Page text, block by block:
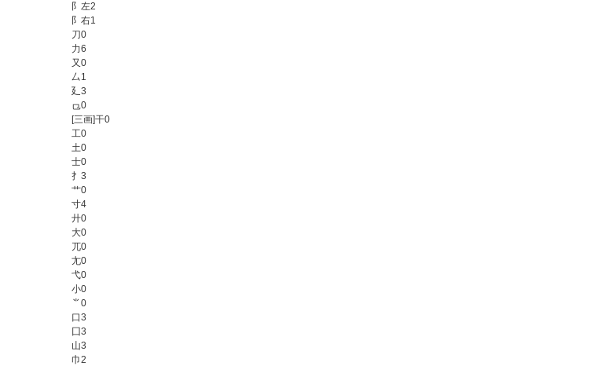
阝左2
阝右1
刀0
力6
又0
厶1
廴 3
⺋0
[三画]干0
工0
土0
士0
扌 3
艹0
寸4
廾0
大0
兀0
尢0
弋0
小0
⺌ 0
口3
囗3
山3
巾2